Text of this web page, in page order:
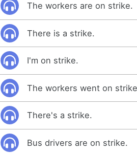
The workers are on strike.
There is a strike.
I'm on strike.
The workers went on
There's a strike.
Bus drivers are on strike.